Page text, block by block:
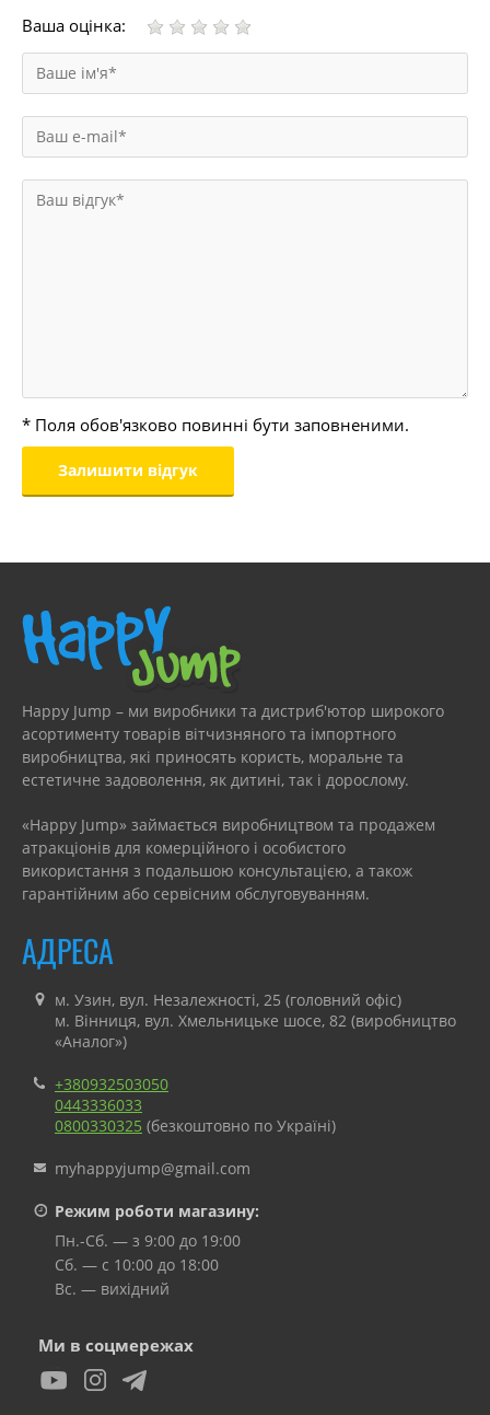
Ваша оцінка:
* Поля обов'язково повинні бути заповненими.
Happy Jump – ми виробники та дистриб'ютор широкого
асортименту товарів вітчизняного та імпортного
виробництва, які приносять користь, моральне та
естетичне задоволення, як дитині, так і дорослому.
«Happy Jump» займається виробництвом та продажем
атракціонів для комерційного і особистого
використання з подальшою консультацією, а також
гарантійним або сервісним обслуговуванням.
АДРЕСА
м. Узин, вул. Незалежності, 25 (головний офіс)
м. Вінниця, вул. Хмельницьке шосе, 82 (виробництво
«Аналог»)
+380932503050
0443336033
0800330325 (безкоштовно по Україні)
myhappyjump@gmail.com
Режим роботи магазину:
Пн.-Сб. — з 9:00 до 19:00
Сб. — с 10:00 до 18:00
Вс. — вихідний
Ми в соцмережах